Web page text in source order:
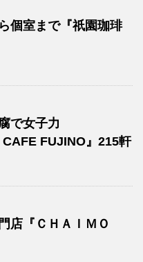
個室まで『祇園珈琲
で女子力
FUJINO』215軒
店『ＣＨＡＩＭＯ